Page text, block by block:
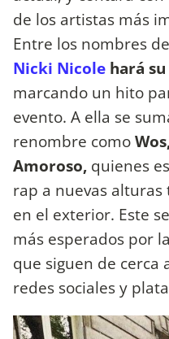
de los artistas más
Entre los nombres
Nicki Nicole hará
marcando un hito
evento. A ella se
renombre como
Amoroso, quienes
rap a nuevas
en el exterior. Este
más esperados por
que siguen de cerca
redes sociales y